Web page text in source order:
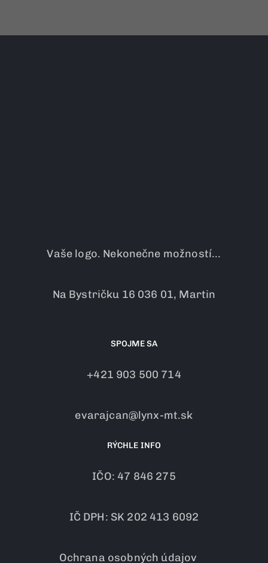
Vaše logo. Nekonečne možností...
Na Bystričku 16 036 01, Martin
SPOJME SA
+421 903 500 714
evarajcan@lynx-mt.sk
RÝCHLE INFO
IČO: 47 846 275
IČ DPH: SK 202 413 6092
Ochrana osobných údajov